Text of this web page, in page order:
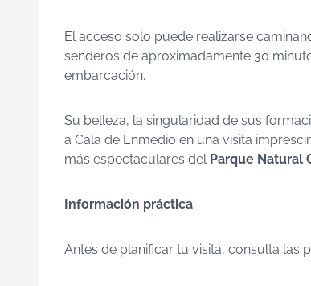
El acceso solo puede realizarse
senderos de aproximadamente 30
embarcación.
Su belleza, la singularidad de sus
a Cala de Enmedio en una visita
más espectaculares del Parque Natural
Información práctica
Antes de planificar tu visita, consulta las